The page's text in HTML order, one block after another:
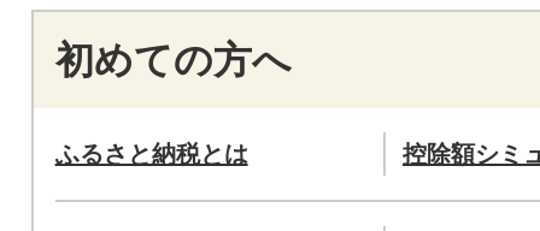
初めての方へ
ふるさと納税とは 控除額シミ